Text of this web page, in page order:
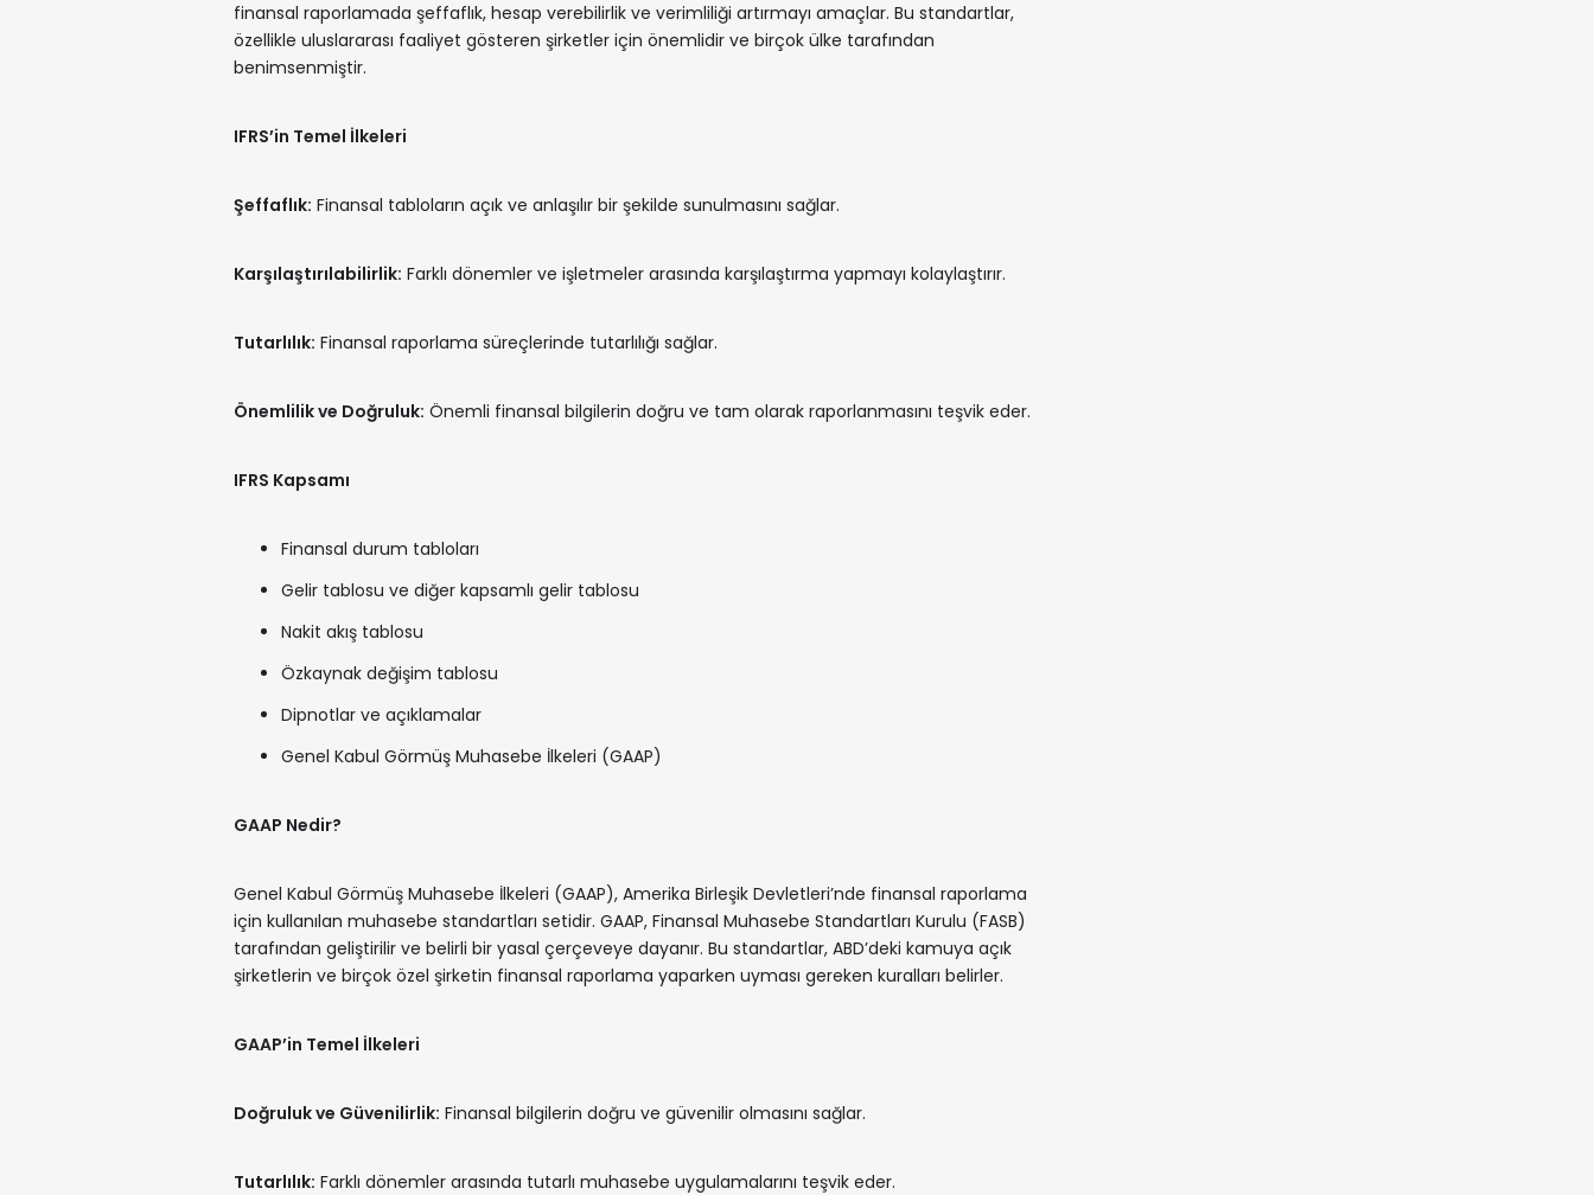
finansal raporlamada şeffaflık, hesap verebilirlik ve verimliliği artırmayı amaçlar. Bu standartlar,
özellikle uluslararası faaliyet gösteren şirketler için önemlidir ve birçok ülke tarafından
benimsenmiştir.
IFRS’in Temel İlkeleri
Şeffaflık: Finansal tabloların açık ve anlaşılır bir şekilde sunulmasını sağlar.
Karşılaştırılabilirlik: Farklı dönemler ve işletmeler arasında karşılaştırma yapmayı kolaylaştırır.
Tutarlılık: Finansal raporlama süreçlerinde tutarlılığı sağlar.
Önemlilik ve Doğruluk: Önemli finansal bilgilerin doğru ve tam olarak raporlanmasını teşvik eder.
IFRS Kapsamı
Finansal durum tabloları
Gelir tablosu ve diğer kapsamlı gelir tablosu
Nakit akış tablosu
Özkaynak değişim tablosu
Dipnotlar ve açıklamalar
Genel Kabul Görmüş Muhasebe İlkeleri (GAAP)
GAAP Nedir?
Genel Kabul Görmüş Muhasebe İlkeleri (GAAP), Amerika Birleşik Devletleri’nde finansal raporlama
için kullanılan muhasebe standartları setidir. GAAP, Finansal Muhasebe Standartları Kurulu (FASB)
tarafından geliştirilir ve belirli bir yasal çerçeveye dayanır. Bu standartlar, ABD’deki kamuya açık
şirketlerin ve birçok özel şirketin finansal raporlama yaparken uyması gereken kuralları belirler.
GAAP’in Temel İlkeleri
Doğruluk ve Güvenilirlik: Finansal bilgilerin doğru ve güvenilir olmasını sağlar.
Tutarlılık: Farklı dönemler arasında tutarlı muhasebe uygulamalarını teşvik eder.